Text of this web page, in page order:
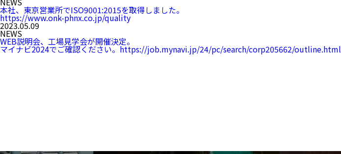
本社、東京営業所でISO9001:2015を取得しました。
https://www.onk-phnx.co.jp/quality
2023.05.09
NEWS
WEB説明会、工場見学会が開催決定。
マイナビ2024でご確認ください。https://job.mynavi.jp/24/pc/search/corp205662/outline.html